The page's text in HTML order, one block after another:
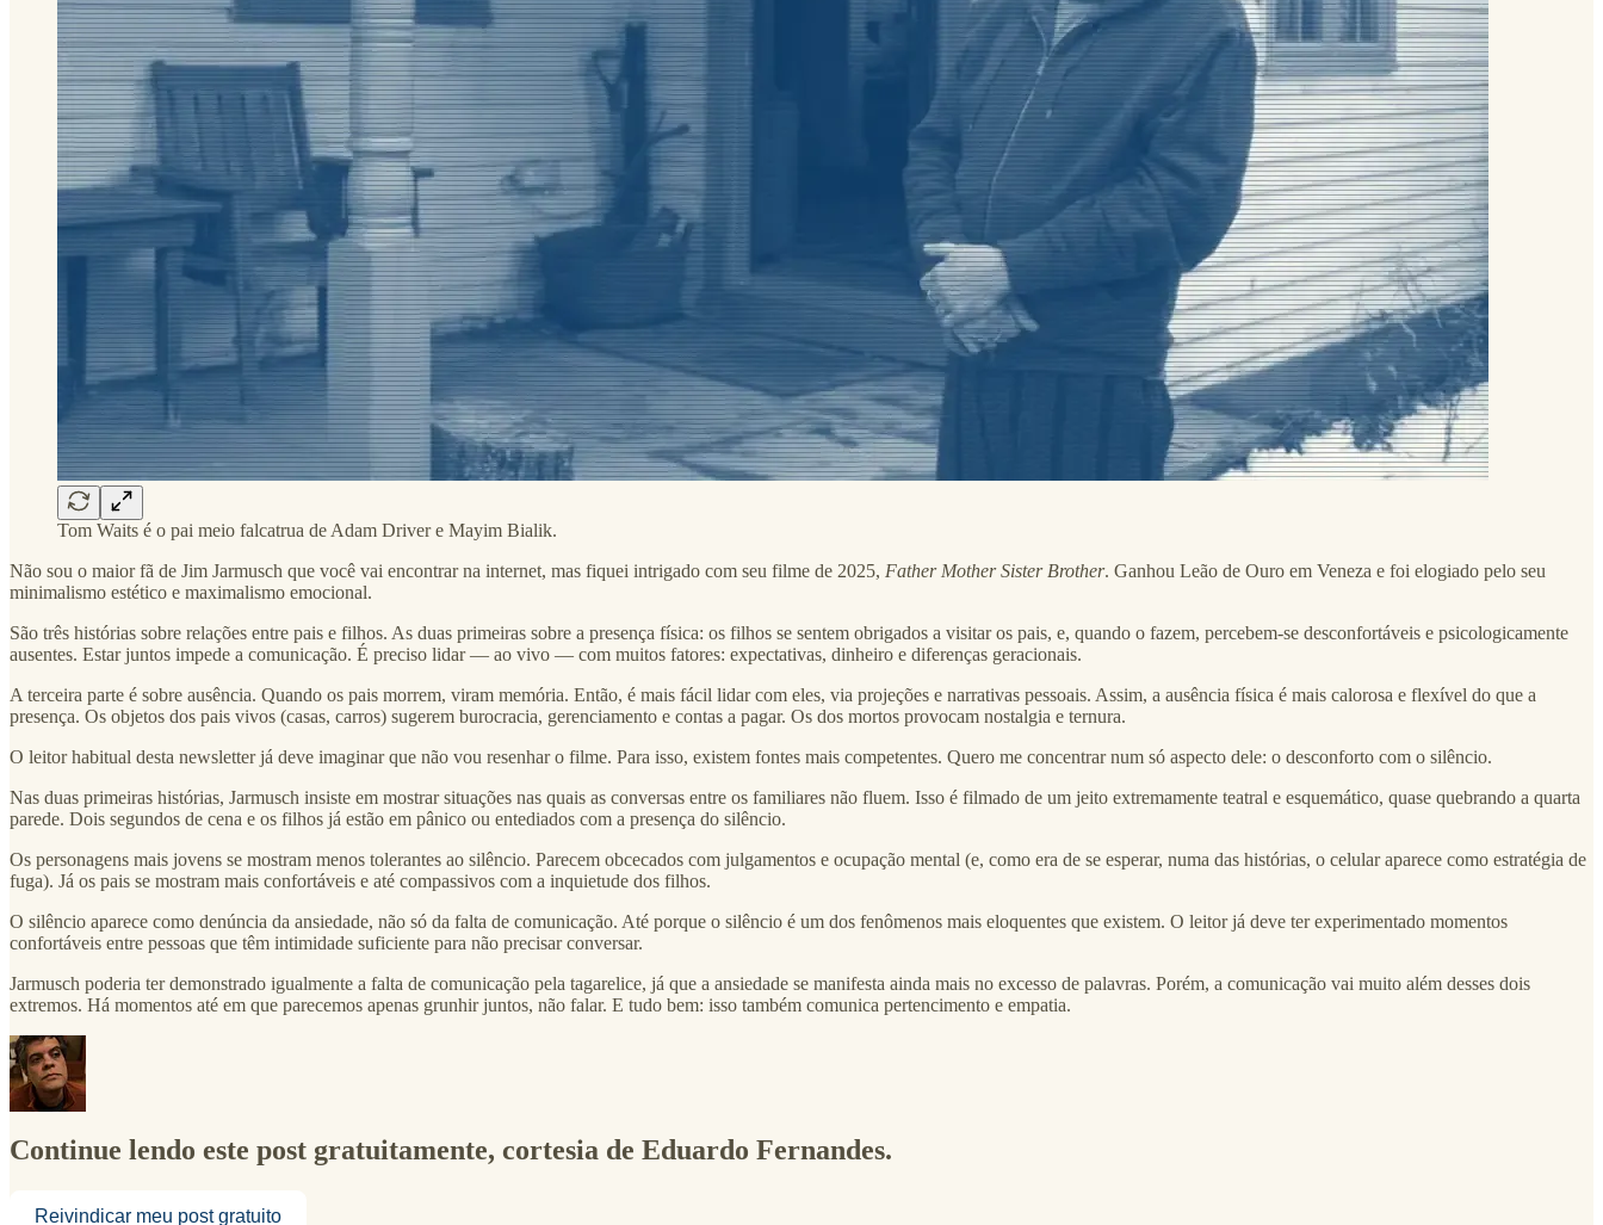
Tom Waits é o pai meio falcatrua de Adam Driver e Mayim Bialik.
Não sou o maior fã de Jim Jarmusch que você vai encontrar na internet, mas fiquei intrigado com seu filme de 2025, Father Mother Sister Brother. Ganhou Leão de Ouro em Veneza e foi elogiado pelo seu
minimalismo estético e maximalismo emocional.
São três histórias sobre relações entre pais e filhos. As duas primeiras sobre a presença física: os filhos se sentem obrigados a visitar os pais, e, quando o fazem, percebem-se desconfortáveis e psicologicamente
ausentes. Estar juntos impede a comunicação. É preciso lidar — ao vivo — com muitos fatores: expectativas, dinheiro e diferenças geracionais.
A terceira parte é sobre ausência. Quando os pais morrem, viram memória. Então, é mais fácil lidar com eles, via projeções e narrativas pessoais. Assim, a ausência física é mais calorosa e flexível do que a
presença. Os objetos dos pais vivos (casas, carros) sugerem burocracia, gerenciamento e contas a pagar. Os dos mortos provocam nostalgia e ternura.
O leitor habitual desta newsletter já deve imaginar que não vou resenhar o filme. Para isso, existem fontes mais competentes. Quero me concentrar num só aspecto dele: o desconforto com o silêncio.
Nas duas primeiras histórias, Jarmusch insiste em mostrar situações nas quais as conversas entre os familiares não fluem. Isso é filmado de um jeito extremamente teatral e esquemático, quase quebrando a quarta
parede. Dois segundos de cena e os filhos já estão em pânico ou entediados com a presença do silêncio.
Os personagens mais jovens se mostram menos tolerantes ao silêncio. Parecem obcecados com julgamentos e ocupação mental (e, como era de se esperar, numa das histórias, o celular aparece como estratégia de
fuga). Já os pais se mostram mais confortáveis e até compassivos com a inquietude dos filhos.
O silêncio aparece como denúncia da ansiedade, não só da falta de comunicação. Até porque o silêncio é um dos fenômenos mais eloquentes que existem. O leitor já deve ter experimentado momentos
confortáveis entre pessoas que têm intimidade suficiente para não precisar conversar.
Jarmusch poderia ter demonstrado igualmente a falta de comunicação pela tagarelice, já que a ansiedade se manifesta ainda mais no excesso de palavras. Porém, a comunicação vai muito além desses dois
extremos. Há momentos até em que parecemos apenas grunhir juntos, não falar. E tudo bem: isso também comunica pertencimento e empatia.
Continue lendo este post gratuitamente, cortesia de Eduardo Fernandes.
Reivindicar meu post gratuito